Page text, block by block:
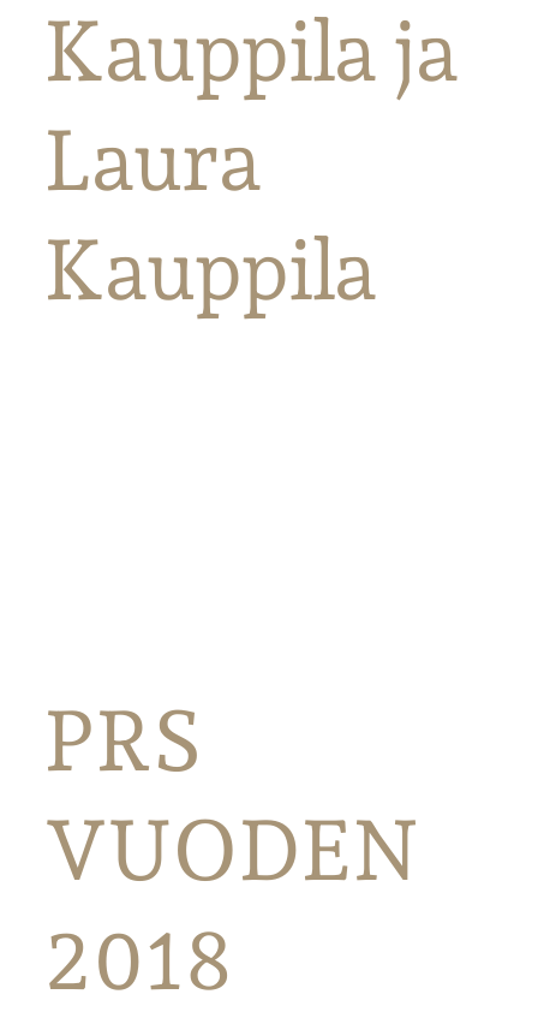
Kauppila ja
Laura
Kauppila
PRS
VUODEN
2018